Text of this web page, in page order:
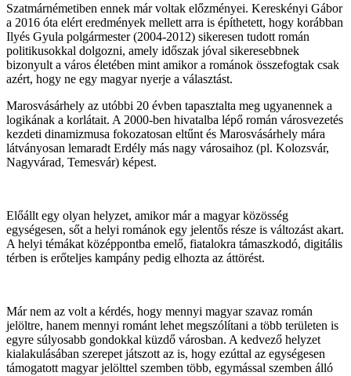
Szatmárnémetiben ennek már voltak előzményei. Kereskényi Gábor
a 2016 óta elért eredmények mellett arra is építhetett, hogy korábban
Ilyés Gyula polgármester (2004-2012) sikeresen tudott román
politikusokkal dolgozni, amely időszak jóval sikeresebbnek
bizonyult a város életében mint amikor a románok összefogtak csak
azért, hogy ne egy magyar nyerje a választást.
Marosvásárhely az utóbbi 20 évben tapasztalta meg ugyanennek a
logikának a korlátait. A 2000-ben hivatalba lépő román városvezetés
kezdeti dinamizmusa fokozatosan eltűnt és Marosvásárhely mára
látványosan lemaradt Erdély más nagy városaihoz (pl. Kolozsvár,
Nagyvárad, Temesvár) képest.
Előállt egy olyan helyzet, amikor már a magyar közösség
egységesen, sőt a helyi románok egy jelentős része is változást akart.
A helyi témákat középpontba emelő, fiatalokra támaszkodó, digitális
térben is erőteljes kampány pedig elhozta az áttörést.
Már nem az volt a kérdés, hogy mennyi magyar szavaz román
jelöltre, hanem mennyi románt lehet megszólítani a több területen is
egyre súlyosabb gondokkal küzdő városban. A kedvező helyzet
kialakulásában szerepet játszott az is, hogy ezúttal az egységesen
támogatott magyar jelölttel szemben több, egymással szemben álló